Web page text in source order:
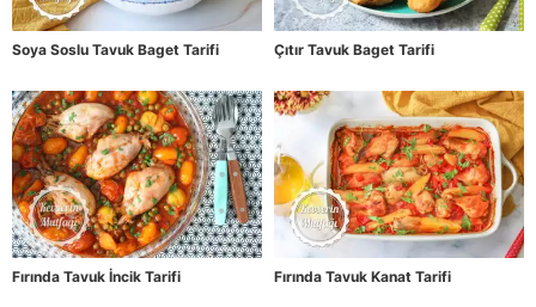
Soya Soslu Tavuk Baget Tarifi Çıtır Tavuk Baget Tarifi
Fırında Tavuk İncik Tarifi Fırında Tavuk Kanat Tarifi